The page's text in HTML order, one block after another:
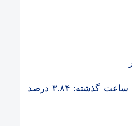
تغییرات قیمتی ۲۴ ساعت گذشته: ۳.۸۴ درصد